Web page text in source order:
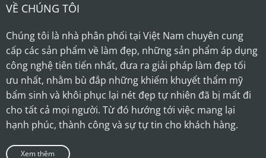
VỀ CHÚNG TÔI
Chúng tôi là nhà phân phối tại Việt Nam chuyên cung
cấp các sản phẩm về làm đẹp, những sản phẩm áp dụng
công nghệ tiên tiến nhất, đưa ra giải pháp làm đẹp tối
ưu nhất, nhằm bù đắp những khiếm khuyết thẩm mỹ
bẩm sinh và khôi phục lại nét đẹp tự nhiên đã bị mất đi
cho tất cả mọi người. Từ đó hướng tới việc mang lại
hạnh phúc, thành công và sự tự tin cho khách hàng.
Xem thêm